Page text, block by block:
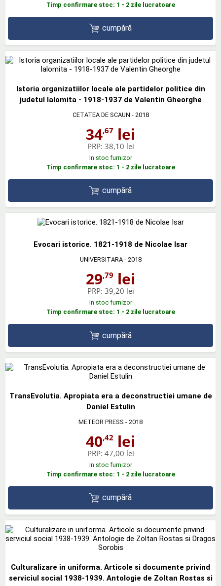
Timp confirmare stoc: 1 - 2 zile lucratoare
cumpără
Istoria organizatiilor locale ale partidelor politice din
judetul Ialomita - 1918-1937 de Valentin Gheorghe
CETATEA DE SCAUN - 2018
34,67 lei
PRP: 38,10 lei
In stoc furnizor
Timp confirmare stoc: 1 - 2 zile lucratoare
cumpără
Evocari istorice. 1821-1918 de Nicolae Isar
UNIVERSITARA- 2018
29,79 lei
PRP: 39,20 lei
In stoc furnizor
Timp confirmare stoc: 1 - 2 zile lucratoare
cumpără
TransEvolutia. Apropiata era a deconstructiei umane de
Daniel Estulin
METEOR PRESS - 2018
40,42 lei
PRP: 47,00 lei
In stoc furnizor
Timp confirmare stoc: 1 - 2 zile lucratoare
cumpără
Culturalizare in uniforma. Articole si documente privind
serviciul social 1938-1939. Antologie de Zoltan Rostas si